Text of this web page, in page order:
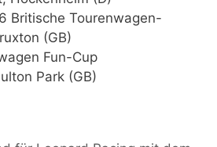
Britische Tourenwagen-
(GB)
Fun-Cup
Park (GB)